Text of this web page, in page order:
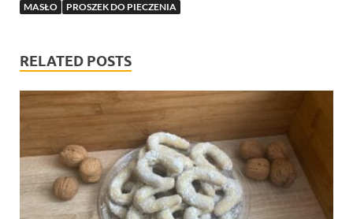
MASŁO PROSZEK DO PIECZENIA
RELATED POSTS